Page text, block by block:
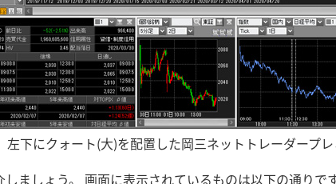
左下にクォート(大)を配置した岡三ネットトレーダープ
ましょう。 画面に表示されているものは以下の通り